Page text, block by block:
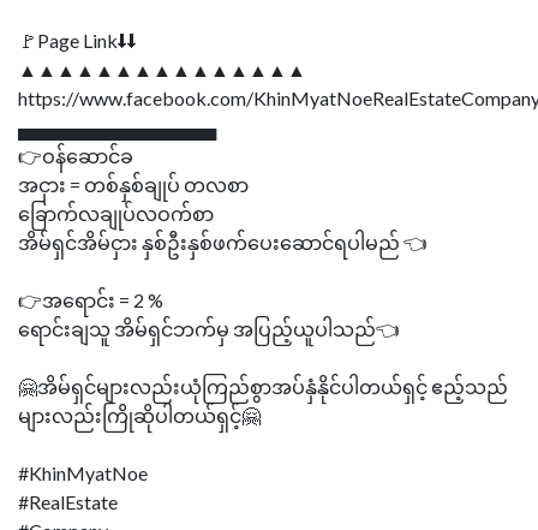
🚩Page Link⬇⬇
▲▲▲▲▲▲▲▲▲▲▲▲▲▲▲
https://www.facebook.com/
▄▄▄▄▄▄▄▄▄▄▄▄▄▄▄
👉ဝန်ဆောင်ခ
အငှား = တစ်နှစ်ချုပ် တလစာ
ခြောက်လချုပ်လဝက်စာ
အိမ်ရှင်အိမ်ငှား နှစ်ဦးနှစ်ဖက်ပေးဆောင်ရပါမည် 👈
👉အရောင်း = 2 %
ရောင်းချသူ အိမ်ရှင်ဘက်မှ အပြည့်ယူပါသည်👈
🤗အိမ်ရှင်များလည်းယုံကြည်စွာအပ်နှံနိုင်ပါတယ်ရှင့် ဧည့်သည်
များလည်းကြိုဆိုပါတယ်ရှင့်🤗
#KhinMyatNoe
#RealEstate